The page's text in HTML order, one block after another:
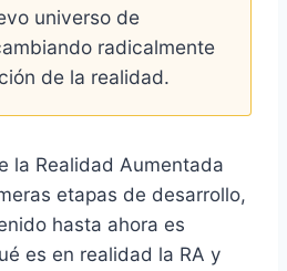
universo de
radicalmente
de la realidad.
la Realidad Aumentada
etapas de desarrollo,
hasta ahora es
es en realidad la RA y